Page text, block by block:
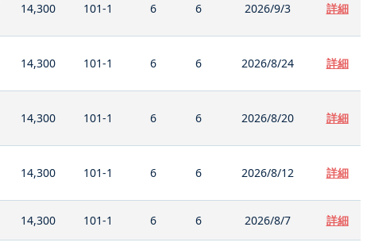
14,300 101-1 6 6 2026/9/3 詳細
14,300 101-1 6 6 2026/8/24 詳細
14,300 101-1 6 6 2026/8/20 詳細
14,300 101-1 6 6 2026/8/12 詳細
14,300 101-1 6 6 2026/8/7 詳細